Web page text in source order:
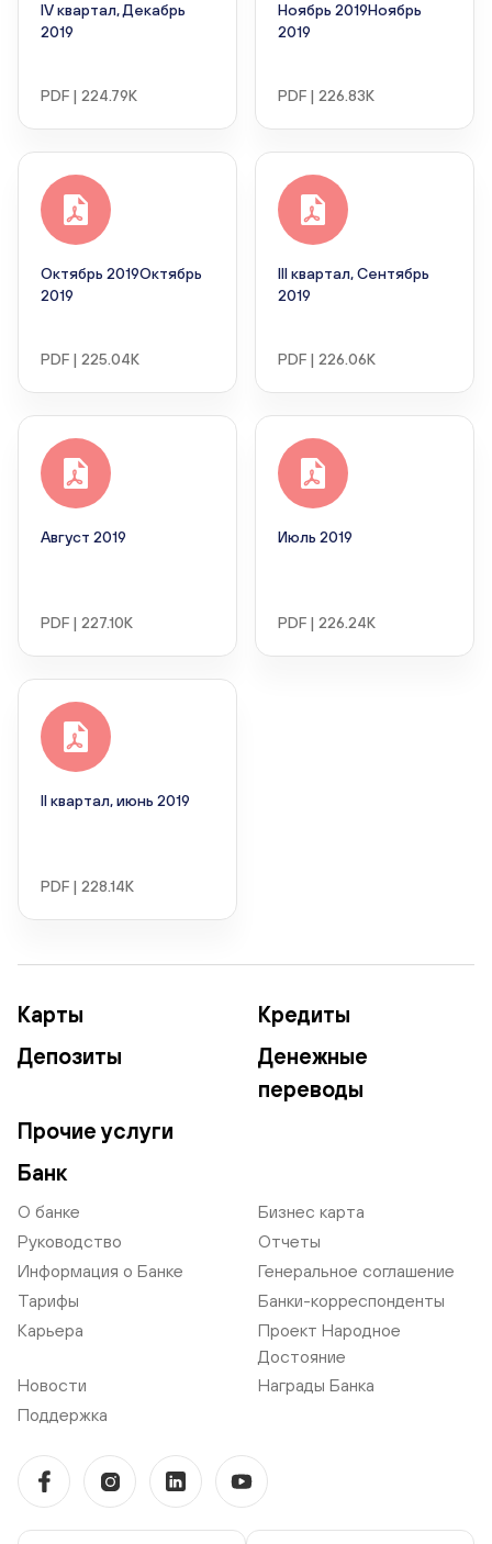
IV квартал, Декабрь
2019
PDF | 224.79K
Ноябрь 2019Ноябрь
2019
PDF | 226.83K
Октябрь 2019Октябрь
2019
PDF | 225.04K
III квартал, Сентябрь
2019
PDF | 226.06K
Август 2019
PDF | 227.10K
Июль 2019
PDF | 226.24K
II квартал, июнь 2019
PDF | 228.14K
Карты
Кредиты
Депозиты
Денежные
переводы
Прочие услуги
Банк
О банке
Бизнес карта
Руководство
Отчеты
Информация о Банке
Генеральное соглашение
Тарифы
Банки-корреспонденты
Карьера
Проект Народное
Достояние
Новости
Награды Банка
Поддержка